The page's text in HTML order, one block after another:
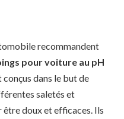
recommandent
pour voiture au pH
dans le but de
saletés et
doux et efficaces. Ils